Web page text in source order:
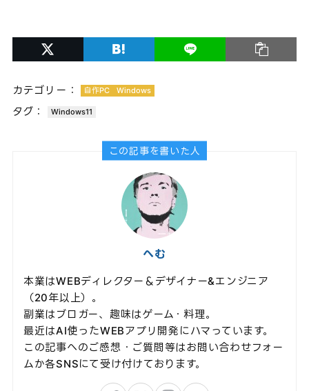
カテゴリー： 自作PC Windows
タグ： Windows11
この記事を書いた人
へむ
本業はWEBディレクター＆デザイナー&エンジニア
（20年以上）。
副業はブロガー、趣味はゲーム・料理。
最近はAI使ったWEBアプリ開発にハマっています。
この記事へのご感想・ご質問等はお問い合わせフォー
ムか各SNSにて受け付けております。